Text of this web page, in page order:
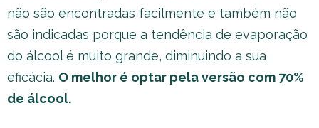
não são encontradas facilmente e também não
são indicadas porque a tendência de evaporação
do álcool é muito grande, diminuindo a sua
eficácia. O melhor é optar pela versão com 70%
de álcool.